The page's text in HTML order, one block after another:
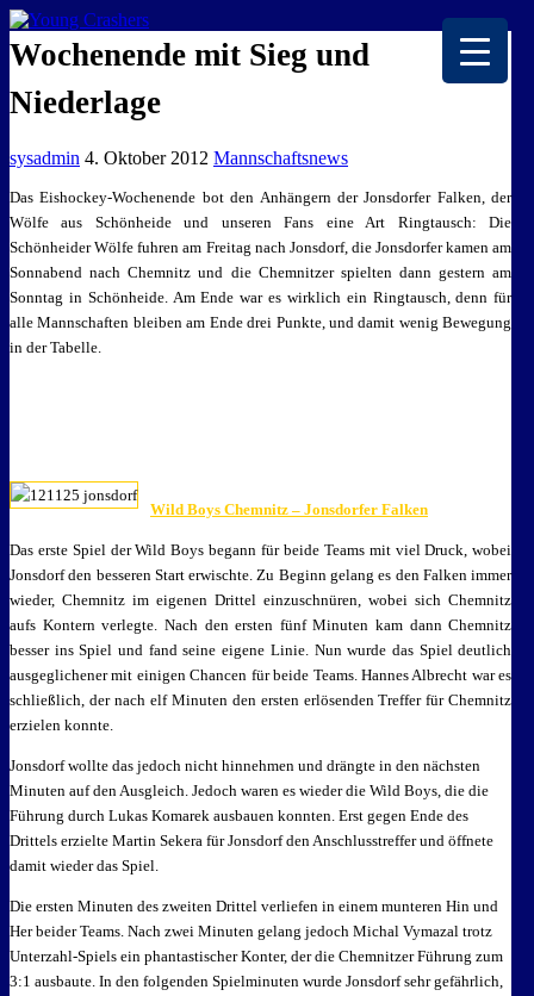
EISKALTE LEIDENSCHAFT
Wochenende mit Sieg und
Niederlage
sysadmin 4. Oktober 2012 Mannschaftsnews
Das Eishockey-Wochenende bot den Anhängern der Jonsdorfer Falken, der
Wölfe aus Schönheide und unseren Fans eine Art Ringtausch: Die
Schönheider Wölfe fuhren am Freitag nach Jonsdorf, die Jonsdorfer kamen am
Sonnabend nach Chemnitz und die Chemnitzer spielten dann gestern am
Sonntag in Schönheide. Am Ende war es wirklich ein Ringtausch, denn für
alle Mannschaften bleiben am Ende drei Punkte, und damit wenig Bewegung
in der Tabelle.
Wild Boys Chemnitz – Jonsdorfer Falken
Das erste Spiel der Wild Boys begann für beide Teams mit viel Druck, wobei
Jonsdorf den besseren Start erwischte. Zu Beginn gelang es den Falken immer
wieder, Chemnitz im eigenen Drittel einzuschnüren, wobei sich Chemnitz
aufs Kontern verlegte. Nach den ersten fünf Minuten kam dann Chemnitz
besser ins Spiel und fand seine eigene Linie. Nun wurde das Spiel deutlich
ausgeglichener mit einigen Chancen für beide Teams. Hannes Albrecht war es
schließlich, der nach elf Minuten den ersten erlösenden Treffer für Chemnitz
erzielen konnte.
Jonsdorf wollte das jedoch nicht hinnehmen und drängte in den nächsten
Minuten auf den Ausgleich. Jedoch waren es wieder die Wild Boys, die die
Führung durch Lukas Komarek ausbauen konnten. Erst gegen Ende des
Drittels erzielte Martin Sekera für Jonsdorf den Anschlusstreffer und öffnete
damit wieder das Spiel.
Die ersten Minuten des zweiten Drittel verliefen in einem munteren Hin und
Her beider Teams. Nach zwei Minuten gelang jedoch Michal Vymazal trotz
Unterzahl-Spiels ein phantastischer Konter, der die Chemnitzer Führung zum
3:1 ausbaute. In den folgenden Spielminuten wurde Jonsdorf sehr gefährlich,